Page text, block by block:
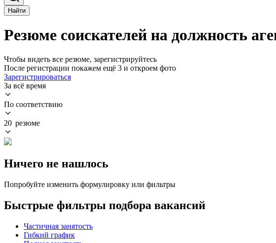
Найти
Резюме соискателей на должность
Чтобы видеть все резюме, зарегистрируйтесь
После регистрации покажем ещё 3 и откроем фото
Зарегистрироваться
За всё время
По соответствию
20 резюме
Ничего не нашлось
Попробуйте изменить формулировку или фильтры
Быстрые фильтры подбора вакансий
Частичная занятость
Гибкий график